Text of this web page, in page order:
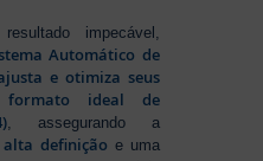
impecável,
Automático de
e otimiza seus
ideal de
, assegurando a
alta definição e uma